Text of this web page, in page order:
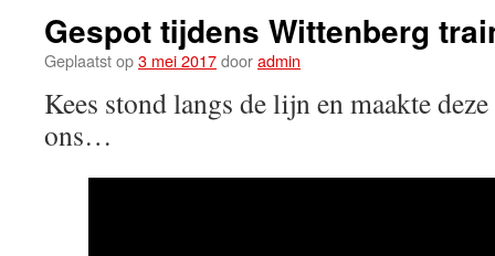
Gespot tijdens Wittenberg
Geplaatst op3 mei 2017dooradmin
Kees stond langs de lijn en maakte
ons…